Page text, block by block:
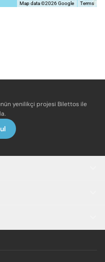
Map data ©2026 Google Terms
yenilikçi projesi Bilettos ile